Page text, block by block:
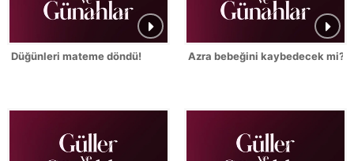
Düğünleri mateme döndü! Azra bebeğini kaybedecek mi?